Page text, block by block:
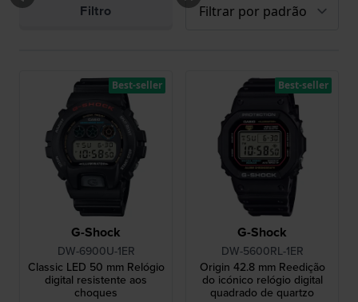
Filtro
G-Shock
DW-6900U-1ER
Classic LED 50 mm Relógio
digital resistente aos
choques
Best-seller
G-Shock
DW-5600RL-1ER
Origin 42.8 mm Reedição
do icónico relógio digital
quadrado de quartzo
Best-seller